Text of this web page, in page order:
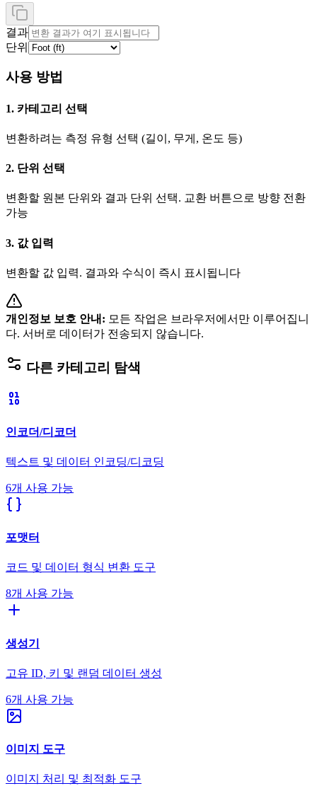
결과
단위
사용 방법
1. 카테고리 선택
변환하려는 측정 유형 선택 (길이, 무게, 온도 등)
2. 단위 선택
변환할 원본 단위와 결과 단위 선택. 교환 버튼으로 방향 전환
가능
3. 값 입력
변환할 값 입력. 결과와 수식이 즉시 표시됩니다
개인정보 보호 안내 : 모든 작업은 브라우저에서만 이루어집니
다. 서버로 데이터가 전송되지 않습니다.
다른 카테고리 탐색
인코더/디코더
텍스트 및 데이터 인코딩/디코딩
6개 사용 가능
포맷터
코드 및 데이터 형식 변환 도구
8개 사용 가능
생성기
고유 ID, 키 및 랜덤 데이터 생성
6개 사용 가능
이미지 도구
이미지 처리 및 최적화 도구